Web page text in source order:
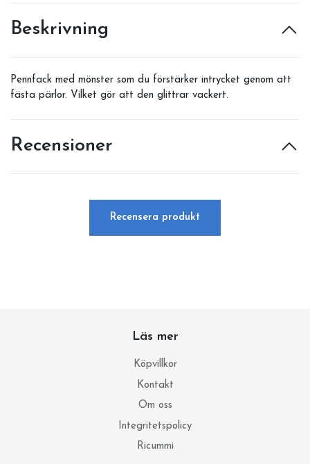
Beskrivning
Pennfack med mönster som du förstärker intrycket genom att
fästa pärlor. Vilket gör att den glittrar vackert.
Recensioner
Recensera produkt
Läs mer
Köpvillkor
Kontakt
Om oss
Integritetspolicy
Ricummi